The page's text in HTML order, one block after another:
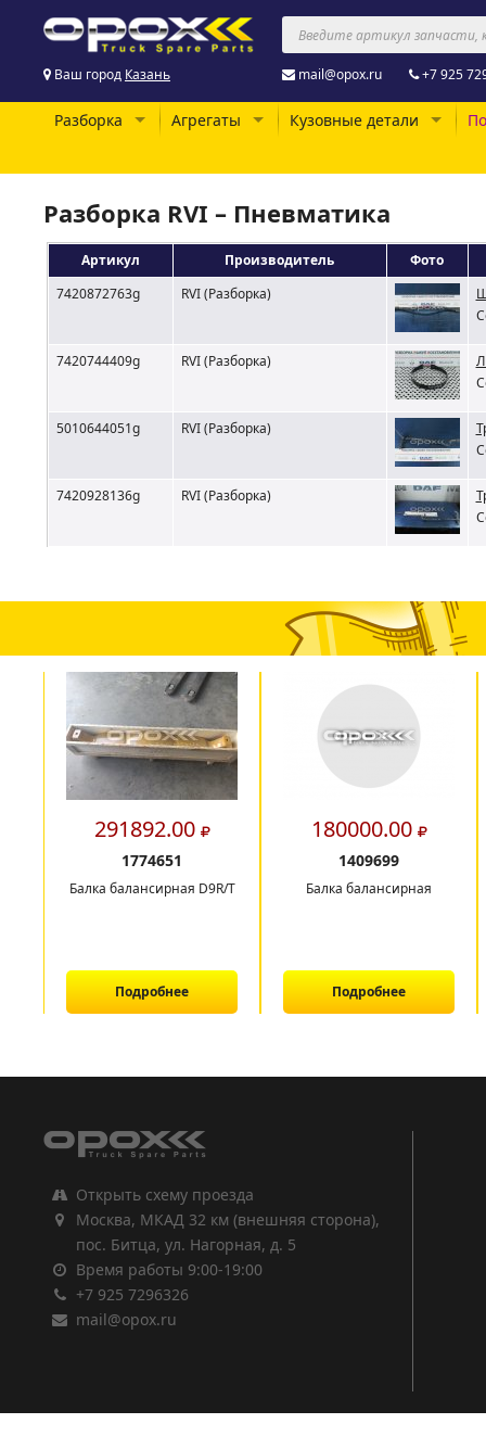
Ваш город Казань mail@opox.ru +7 925
Разборка Агрегаты Кузовные детали
Разборка RVI – Пневматика
Артикул Производитель
Фото
7420872763g
RVI (Разборка)
7420744409g RVI (Разборка)
5010644051g RVI (Разборка)
7420928136g RVI (Разборка)
291892.00
1774651
Балка балансирная D9R/T
Подробнее
180000.00
1409699
Балка балансирная
Подробнее
Открыть схему проезда
Москва, МКАД 32 км (внешняя сторона),
пос. Битца, ул. Нагорная, д. 5
Время работы 9:00-19:00
+7 925 7296326
mail@opox.ru